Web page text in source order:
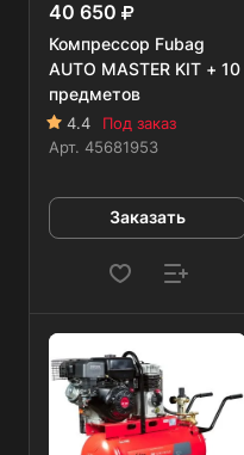
40 650
Компрессор Fubag
AUTO MASTER KIT + 10
предметов
4.4
Под заказ
Арт. 45681953
Заказать